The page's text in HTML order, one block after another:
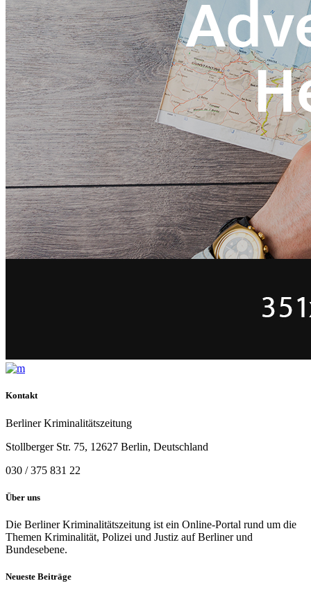
Kontakt
Berliner Kriminalitätszeitung
Stollberger Str. 75, 12627 Berlin, Deutschland
030 / 375 831 22
Über uns
Die Berliner Kriminalitätszeitung ist ein Online-Portal rund um die
Themen Kriminalität, Polizei und Justiz auf Berliner und
Bundesebene.
Neueste Beiträge